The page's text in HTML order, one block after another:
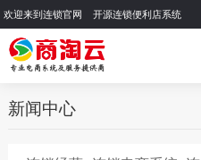
欢迎来到连锁官网 开源连锁便利店系统
新闻中心